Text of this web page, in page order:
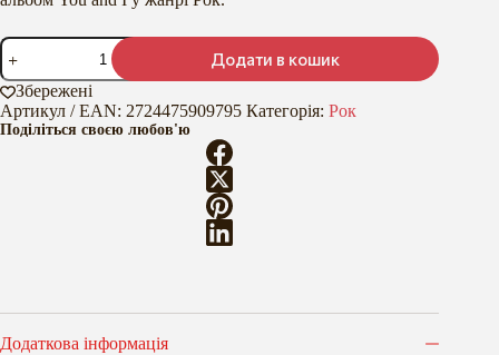
You
and
I
кількість
Додати в кошик
Збережені
Артикул / EAN: 2724475909795 Категорія: Рок
Поділіться своєю любов'ю
Додаткова інформація